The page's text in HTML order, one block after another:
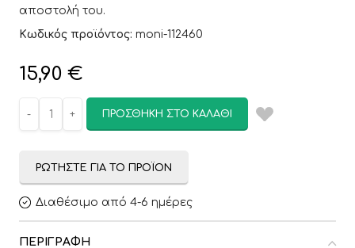
αποστολή του.
Κωδικός προϊόντος: moni-112460
15,90 €
ΠΡΟΣΘΉΚΗ ΣΤΟ ΚΑΛΆΘΙ
ΡΩΤΉΣΤΕ ΓΙΑ ΤΟ ΠΡΟΪΌΝ
Διαθέσιμο από 4-6 ημέρες
ΠΕΡΙΓΡΑΦΉ